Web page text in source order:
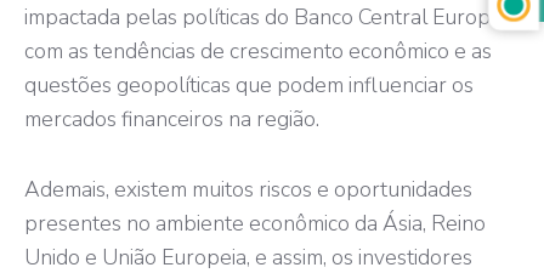
impactada pelas políticas do Banco Central Europeu
com as tendências de crescimento econômico e as
questões geopolíticas que podem influenciar os
mercados financeiros na região.
Ademais, existem muitos riscos e oportunidades
presentes no ambiente econômico da Ásia, Reino
Unido e União Europeia, e assim, os investidores